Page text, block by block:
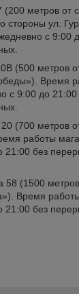
(200 метров от
стороны ул.
с 9:00
(500 метров
Время
с 9:00 до 21:00
(700 метров
работы
21:00 без
58 (1500
Время
21:00 без